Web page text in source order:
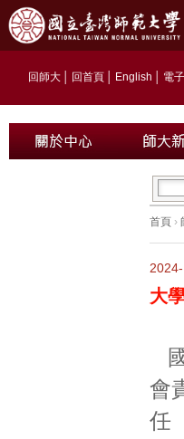
回師大 回首頁 English 電
首頁 ›
大
會